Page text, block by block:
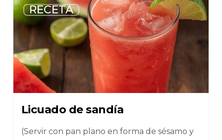
RECETA
Licuado de sandía
(Servir con pan plano en forma de sésamo y
6